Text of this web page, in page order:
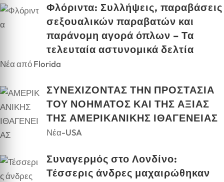
Φλόριντα: Συλλήψεις, παραβάσεις
σεξουαλικών παραβατών και
παράνομη αγορά όπλων – Τα
τελευταία αστυνομικά δελτία
Νέα από Florida
ΣΥΝΕΧΙΖΟΝΤΑΣ ΤΗΝ ΠΡΟΣΤΑΣΙΑ
ΤΟΥ ΝΟΗΜΑΤΟΣ ΚΑΙ ΤΗΣ ΑΞΙΑΣ
ΤΗΣ ΑΜΕΡΙΚΑΝΙΚΗΣ ΙΘΑΓΕΝΕΙΑΣ
Νέα-USA
Συναγερμός στο Λονδίνο:
Τέσσερις άνδρες μαχαιρώθηκαν